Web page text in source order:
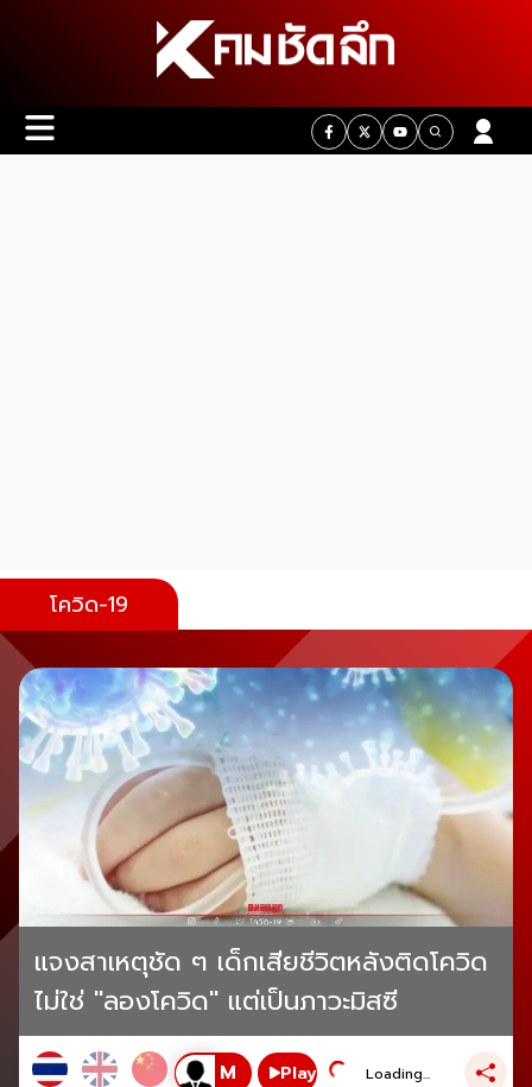
โควิด-19
แจงสาเหตุชัด ๆ เด็กเสียชีวิตหลังติดโควิด
ไม่ใช่ "ลองโควิด" แต่เป็นภาวะมิสซี
Play Loading...